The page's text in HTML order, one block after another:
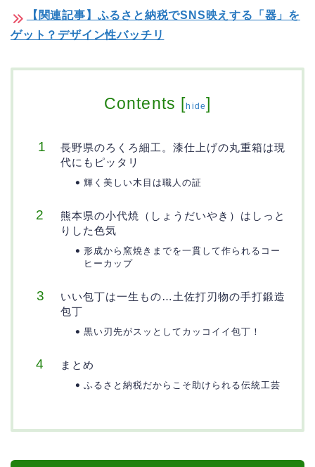
【関連記事】ふるさと納税でSNS映えする「器」を
ゲット？デザイン性バッチリ
Contents [hide]
長野県のろくろ細工。漆仕上げの丸重箱は現
代にもピッタリ
輝く美しい木目は職人の証
熊本県の小代焼（しょうだいやき）はしっと
りした色気
形成から窯焼きまでを一貫して作られるコー
ヒーカップ
いい包丁は一生もの…土佐打刃物の手打鍛造
包丁
黒い刃先がスッとしてカッコイイ包丁！
まとめ
ふるさと納税だからこそ助けられる伝統工芸